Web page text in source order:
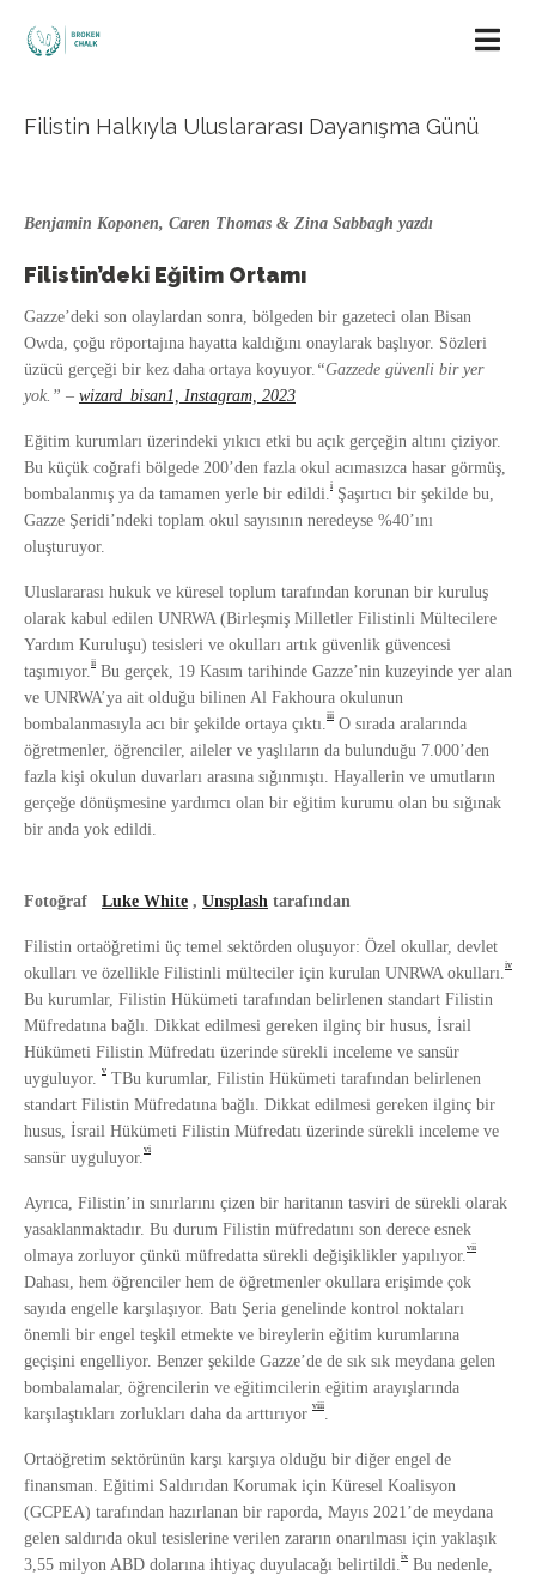
Filistin Halkıyla Uluslararası Dayanışma Günü
Benjamin Koponen, Caren Thomas & Zina Sabbagh yazdı
Filistin’deki Eğitim Ortamı
Gazze’deki son olaylardan sonra, bölgeden bir gazeteci olan Bisan
Owda, çoğu röportajına hayatta kaldığını onaylarak başlıyor. Sözleri
üzücü gerçeği bir kez daha ortaya koyuyor. “Gazzede güvenli bir yer
yok.” – wizard_bisan1, Instagram, 2023
Eğitim kurumları üzerindeki yıkıcı etki bu açık gerçeğin altını çiziyor.
Bu küçük coğrafi bölgede 200’den fazla okul acımasızca hasar görmüş,
bombalanmış ya da tamamen yerle bir edildi.i Şaşırtıcı bir şekilde bu,
Gazze Şeridi’ndeki toplam okul sayısının neredeyse %40’ını
oluşturuyor.
Uluslararası hukuk ve küresel toplum tarafından korunan bir kuruluş
olarak kabul edilen UNRWA (Birleşmiş Milletler Filistinli Mültecilere
Yardım Kuruluşu) tesisleri ve okulları artık güvenlik güvencesi
taşımıyor.ii Bu gerçek, 19 Kasım tarihinde Gazze’nin kuzeyinde yer alan
ve UNRWA’ya ait olduğu bilinen Al Fakhoura okulunun
bombalanmasıyla acı bir şekilde ortaya çıktı.iii O sırada aralarında
öğretmenler, öğrenciler, aileler ve yaşlıların da bulunduğu 7.000’den
fazla kişi okulun duvarları arasına sığınmıştı. Hayallerin ve umutların
gerçeğe dönüşmesine yardımcı olan bir eğitim kurumu olan bu sığınak
bir anda yok edildi.
Fotoğraf Luke White , Unsplash tarafından
Filistin ortaöğretimi üç temel sektörden oluşuyor: Özel okullar, devlet
okulları ve özellikle Filistinli mülteciler için kurulan UNRWA okulları.iv
Bu kurumlar, Filistin Hükümeti tarafından belirlenen standart Filistin
Müfredatına bağlı. Dikkat edilmesi gereken ilginç bir husus, İsrail
Hükümeti Filistin Müfredatı üzerinde sürekli inceleme ve sansür
uyguluyor. v TBu kurumlar, Filistin Hükümeti tarafından belirlenen
standart Filistin Müfredatına bağlı. Dikkat edilmesi gereken ilginç bir
husus, İsrail Hükümeti Filistin Müfredatı üzerinde sürekli inceleme ve
sansür uyguluyor.vi
Ayrıca, Filistin’in sınırlarını çizen bir haritanın tasviri de sürekli olarak
yasaklanmaktadır. Bu durum Filistin müfredatını son derece esnek
olmaya zorluyor çünkü müfredatta sürekli değişiklikler yapılıyor.vii
Dahası, hem öğrenciler hem de öğretmenler okullara erişimde çok
sayıda engelle karşılaşıyor. Batı Şeria genelinde kontrol noktaları
önemli bir engel teşkil etmekte ve bireylerin eğitim kurumlarına
geçişini engelliyor. Benzer şekilde Gazze’de de sık sık meydana gelen
bombalamalar, öğrencilerin ve eğitimcilerin eğitim arayışlarında
karşılaştıkları zorlukları daha da arttırıyor viii.
Ortaöğretim sektörünün karşı karşıya olduğu bir diğer engel de
finansman. Eğitimi Saldırıdan Korumak için Küresel Koalisyon
(GCPEA) tarafından hazırlanan bir raporda, Mayıs 2021’de meydana
gelen saldırıda okul tesislerine verilen zararın onarılması için yaklaşık
3,55 milyon ABD dolarına ihtiyaç duyulacağı belirtildi.ix Bu nedenle,